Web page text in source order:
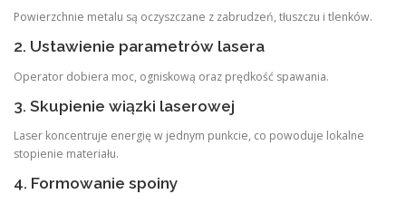
Powierzchnie metalu są oczyszczane z zabrudzeń, tłuszczu i tlenków.
2. Ustawienie parametrów lasera
Operator dobiera moc, ogniskową oraz prędkość spawania.
3. Skupienie wiązki laserowej
Laser koncentruje energię w jednym punkcie, co powoduje lokalne
stopienie materiału.
4. Formowanie spoiny